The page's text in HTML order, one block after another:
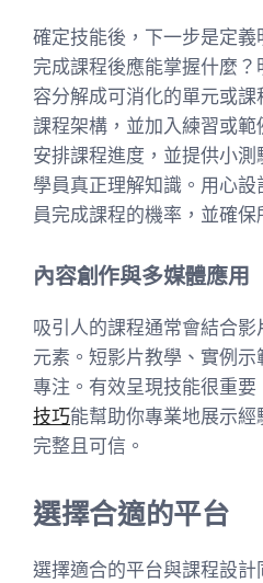
確定技能後，下一步是定
完成課程後應能掌握什麼
容分解成可消化的單元或
課程架構，並加入練習或
安排課程進度，並提供小
學員真正理解知識。用心
員完成課程的機率，並確保
內容創作與多媒體應用
吸引人的課程通常會結合影
元素。短影片教學、實例
專注。有效呈現技能很重要
技巧能幫助你專業地展示
完整且可信。
選擇合適的平台
選擇適合的平台與課程設